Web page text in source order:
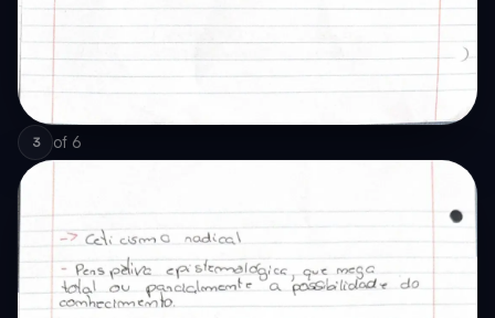
3 of 6